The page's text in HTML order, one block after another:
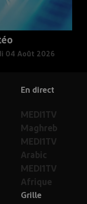
04 Août 2026
En direct
MEDI1TV
Maghreb
MEDI1TV
Arabic
MEDI1TV
Afrique
Grille